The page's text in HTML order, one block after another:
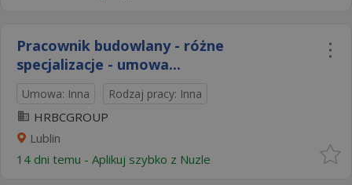
Pracownik budowlany - różne
specjalizacje - umowa...
Umowa: Inna Rodzaj pracy: Inna
HRBCGROUP
Lublin
14 dni temu - Aplikuj szybko z Nuzle